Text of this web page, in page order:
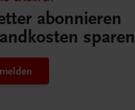
abonnieren
sparen